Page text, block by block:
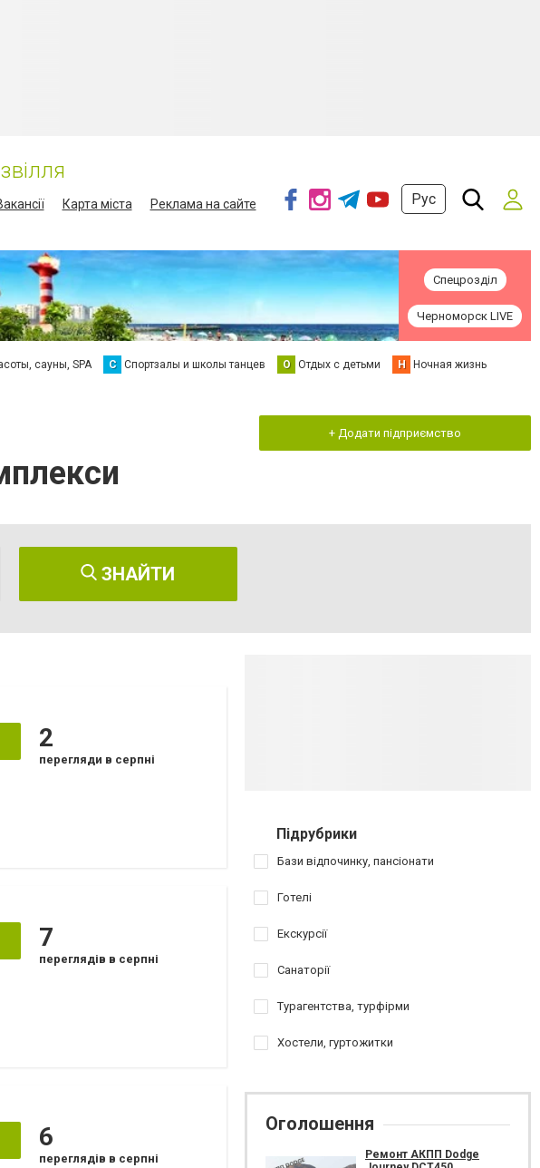
Карта міста
Реклама на сайте
Рус
Спецрозділ
Черноморск LIVE
сауны, SPA С Спортзалы и школы танцев О Отдых с детьми Н Ночная жизнь
+ Додати підприємство
ЗНАЙТИ
2
перегляди в серпні
7
переглядів в серпні
6
переглядів в серпні
Підрубрики
Бази відпочинку, пансіонати
Готелі
Екскурсії
Санаторії
Турагентства, турфірми
Хостели, гуртожитки
Оголошення
Ремонт АКПП Dodge